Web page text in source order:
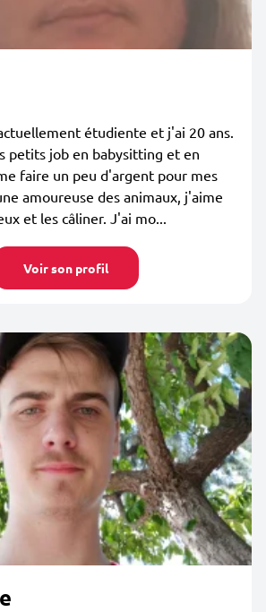
étudiente et j'ai 20 ans.
petits job en babysitting et en
faire un peu d'argent pour mes
amoureuse des animaux, j'aime
et les câliner. J'ai mo...
Voir son profil